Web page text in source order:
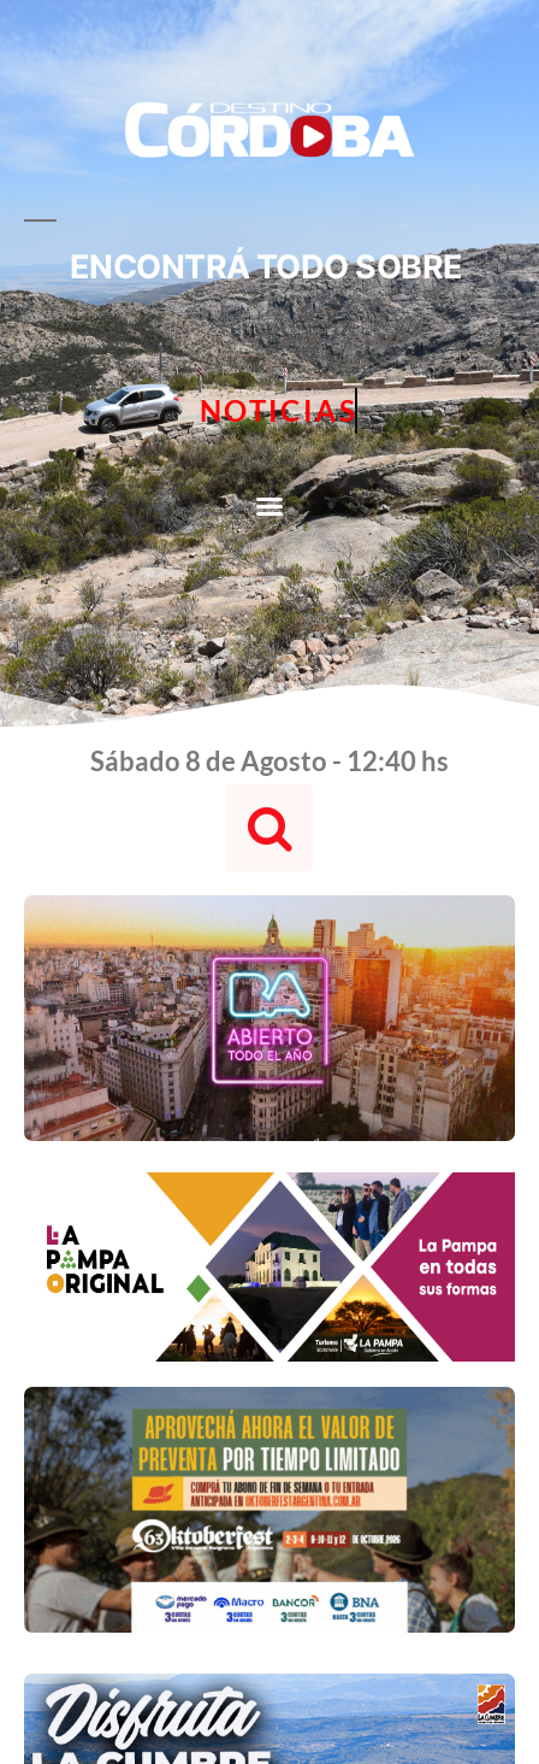
ENCONTRÁ TODO SOBRE
NOTICIAS
Sábado 8 de Agosto - 12:40 hs